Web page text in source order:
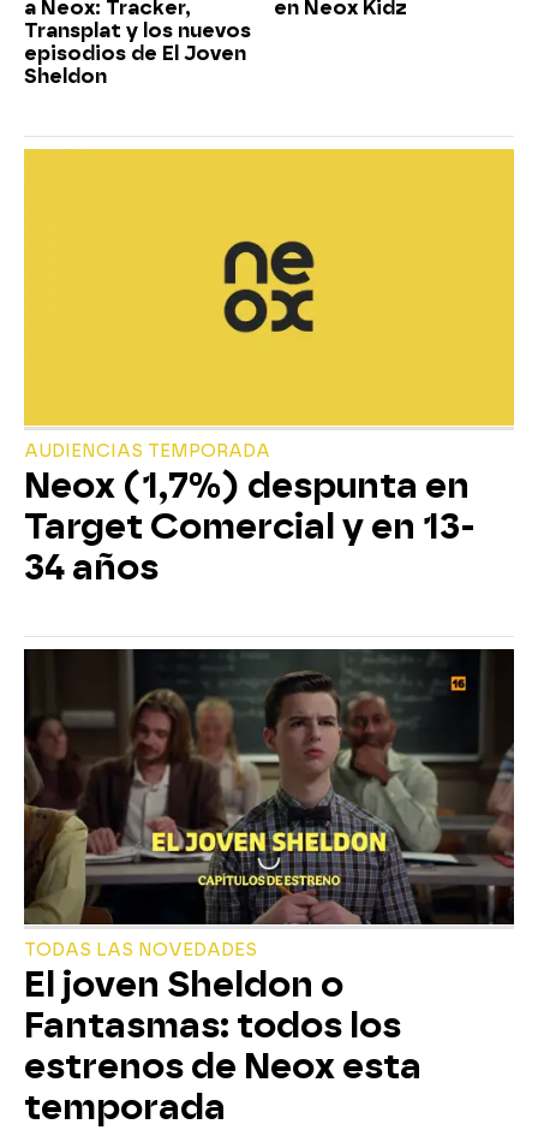
a Neox: Tracker,
Transplat y los nuevos
episodios de El Joven
Sheldon
en Neox Kidz
AUDIENCIAS TEMPORADA
Neox (1,7%) despunta en
Target Comercial y en 13-
34 años
TODAS LAS NOVEDADES
El joven Sheldon o
Fantasmas: todos los
estrenos de Neox esta
temporada